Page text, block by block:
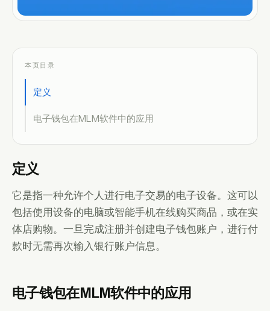
本页目录
定义
电子钱包在MLM软件中的应用
定义
它是指一种允许个人进行电子交易的电子设备。这可以
包括使用设备的电脑或智能手机在线购买商品，或在实
体店购物。一旦完成注册并创建电子钱包账户，进行付
款时无需再次输入银行账户信息。
电子钱包在MLM软件中的应用